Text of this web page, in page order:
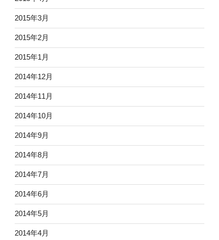
2015年3月
2015年2月
2015年1月
2014年12月
2014年11月
2014年10月
2014年9月
2014年8月
2014年7月
2014年6月
2014年5月
2014年4月